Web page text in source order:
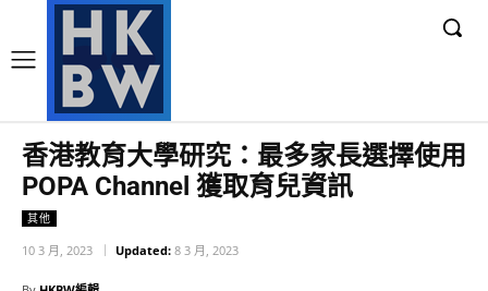
香港教育大學研究：最多家長選擇使用
POPA Channel 獲取育兒資訊
其他
10 3 月, 2023 Updated: 8 3 月, 2023